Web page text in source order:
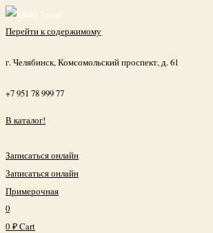
Перейти к содержимому
г. Челябинск, Комсомольский проспект, д. 61
+7 951 78 999 77
В каталог!
Записаться онлайн
Записаться онлайн
Примерочная
0
0 ₽Cart